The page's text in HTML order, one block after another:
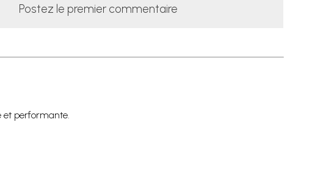
Postez le premier commentaire
et performante.